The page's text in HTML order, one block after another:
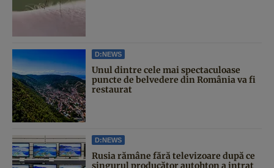
D:NEWS
Unul dintre cele mai spectaculoase
puncte de belvedere din România va fi
restaurat
D:NEWS
Rusia rămâne fără televizoare după ce
singurul producător autohton a intrat